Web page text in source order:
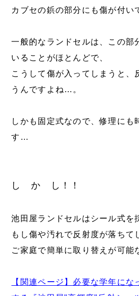
カブセの鋲の部分にも傷が付い
一般的なランドセルは、この部
いることがほとんどで、
こうして傷が入ってしまうと、
うんですよね…。
しかも固定式なので、修理にも
す…
し か し！！
池田屋ランドセルはシール式を
もし傷や汚れで反射度が落ちて
ご家庭で簡単に取り替えが可能
【関連ページ】必要な学年にな